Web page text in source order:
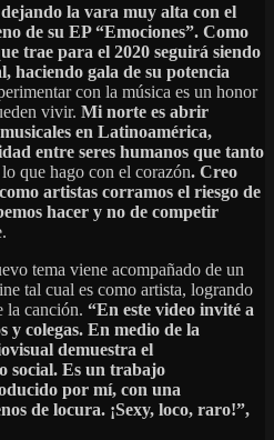
la vara muy alta con el
de su EP “Emociones”. Como
trae para el 2020 seguirá siendo
haciendo gala de su potencia
con la música es un honor
vivir. Mi norte es abrir
en Latinoamérica,
entre seres humanos que tanto
que hago con el corazón. Creo
artistas corramos el riesgo de
hacer y no de competir
tema viene acompañado de un
tal cual es como artista, logrando
la canción. “En este video invité a
y colegas. En medio de la
demuestra el
social. Es un trabajo
por mí, con una
de locura. ¡Sexy, loco, raro!”,